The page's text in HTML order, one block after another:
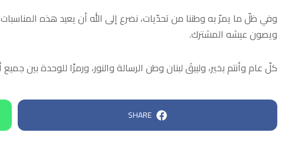
وفي ظلّ ما يمرّ به وطننا من تحدّيات، نضرع إلى الله أن يعيد هذه المناسبات
ويصون عيشه المشترك.
كلّ عام وأنتم بخير، وليبقَ لبنان وطن الرسالة والنور، ورمزًا للوحدة بين جميع
SHARE